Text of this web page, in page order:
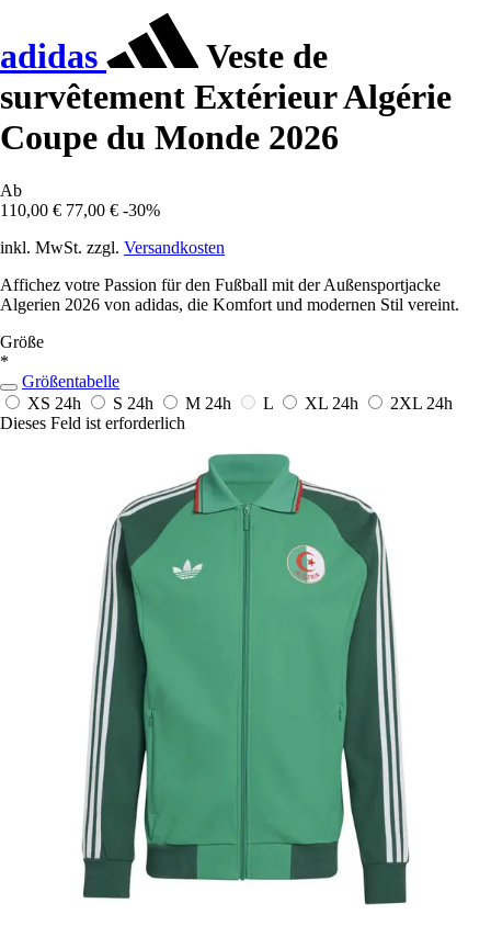
adidas
Veste de
survêtement Extérieur Algérie
Coupe du Monde 2026
Ab
110,00 € 77,00 € -30%
inkl. MwSt. zzgl. Versandkosten
Affichez votre Passion für den Fußball mit der Außensportjacke
Algerien 2026 von adidas, die Komfort und modernen Stil vereint.
Größe
*
Größentabelle
XS 24h S 24h M 24h L XL 24h 2XL 24h
Dieses Feld ist erforderlich